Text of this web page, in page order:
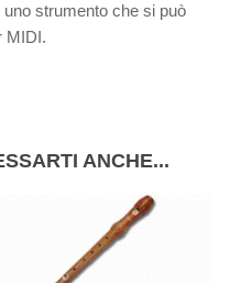
strumento che si può
MIDI.
ANCHE...